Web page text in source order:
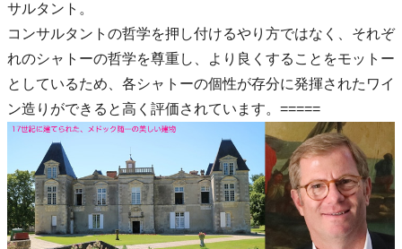
サルタント。
コンサルタントの哲学を押し付けるやり方ではなく、それぞ
れのシャトーの哲学を尊重し、より良くすることをモットー
としているため、各シャトーの個性が存分に発揮されたワイ
ン造りができると高く評価されています。=====